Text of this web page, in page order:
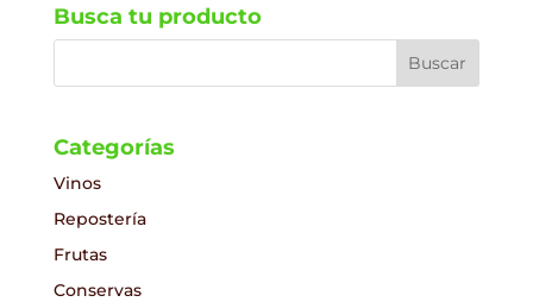
€2.00
hasta
hasta
€19.90
Busca tu producto
Categorías
Vinos
Repostería
Frutas
Conservas